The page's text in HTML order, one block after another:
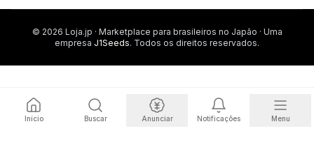
© 2026 Loja.jp · Marketplace para brasileiros no Japão · Uma
empresa J1Seeds. Todos os direitos reservados.
Início Buscar Anunciar Notificações Menu